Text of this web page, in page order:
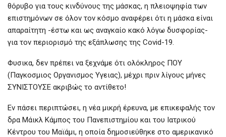
θόρυβο για τους κινδύνους της μάσκας, η πλειοψηφία των
επιστημόνων σε όλον τον κόσμο αναφέρει ότι η μάσκα είναι
απαραίτητη -έστω και ως αναγκαίο κακό λόγω δυσφορίας-
για τον περιορισμό της εξάπλωσης της Covid-19.
Φυσικα, δεν πρέπει να ξεχνάμε ότι ολόκληρος ΠΟΥ
(Παγκοσμιος Οργανισμος Υγειας), μέχρι πριν λίγους μήνες
ΣΥΝΙΣΤΟΥΣΕ ακριβώς το αντίθετο!
Εν πάσει περιπτώσει, η νέα μικρή έρευνα, με επικεφαλής τον
δρα Μάικλ Κάμπος του Πανεπιστημίου και του Ιατρικού
Κέντρου του Μαϊάμι, η οποία δημοσιεύθηκε στο αμερικανικό